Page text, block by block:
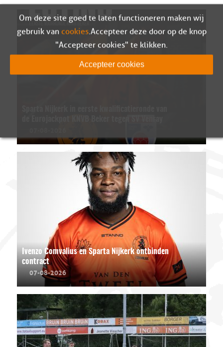
Ivenzo Comvalius en Sparta Nijkerk ontbinden
contract
07-08-2026
Om deze site goed te laten functioneren maken wij
gebruik van cookies. Accepteer deze door op de knop
"Accepteer cookies" te klikken.
Accepteer cookies